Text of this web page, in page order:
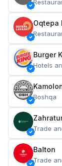
Oqtepa
Burger
Hotels
Boshqa
Trade
Balton
Trade